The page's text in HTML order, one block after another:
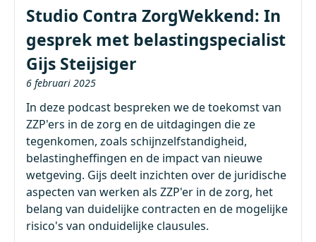
Studio Contra ZorgWekkend: In
gesprek met belastingspecialist
Gijs Steijsiger
6 februari 2025
In deze podcast bespreken we de toekomst van
ZZP'ers in de zorg en de uitdagingen die ze
tegenkomen, zoals schijnzelfstandigheid,
belastingheffingen en de impact van nieuwe
wetgeving. Gijs deelt inzichten over de juridische
aspecten van werken als ZZP'er in de zorg, het
belang van duidelijke contracten en de mogelijke
risico's van onduidelijke clausules.